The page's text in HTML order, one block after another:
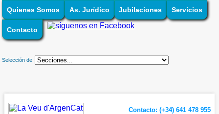
Quienes Somos As. Jurídico Jubilaciones Servicios
Contacto
Selección de
Contacto: (+34) 641 478 955